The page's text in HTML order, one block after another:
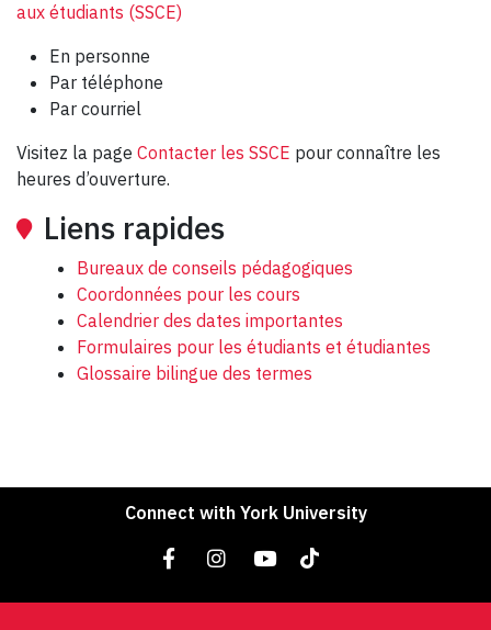
aux étudiants (SSCE)
En personne
Par téléphone
Par courriel
Visitez la page Contacter les SSCE pour connaître les
heures d’ouverture.
Liens rapides
Bureaux de conseils pédagogiques
Coordonnées pour les cours
Calendrier des dates importantes
Formulaires pour les étudiants et étudiantes
Glossaire bilingue des termes
Connect with York University